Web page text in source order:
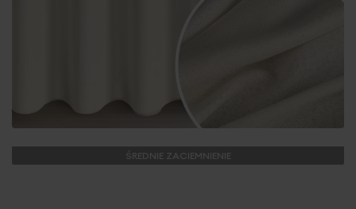
ŚREDNIE ZACIEMNIENIE